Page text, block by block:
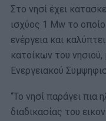
Στο νησί έχει
ισχύος 1 Mw το
ενέργεια και
κατοίκων του
Ενεργειακού
“Το νησί παράγει πια
διαδικασίας του